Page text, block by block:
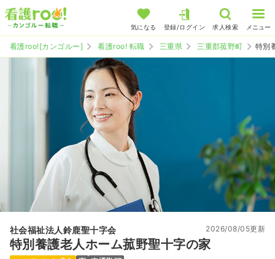
気になる 登録/ログイン 求人検索 メニュー
看護roo![カンゴルー] 看護roo! 転職 三重県 三重郡菰野町 特別
社会福祉法人鈴鹿聖十字会
特別養護老人ホーム菰野聖十字の家
2026/08/05更新